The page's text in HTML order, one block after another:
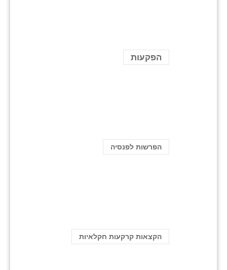
הפקעות
הפרשות לפנסיה
הקצאות קרקעות חקלאיות